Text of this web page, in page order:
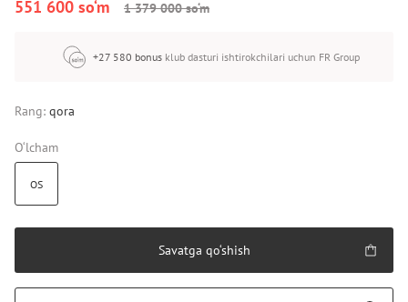
551 600 so‘m
1 379 000 so‘m
+27 580 bonus klub dasturi ishtirokchilari uchun FR Group
Rang: qora
O‘lcham
OS
Savatga qo‘shish